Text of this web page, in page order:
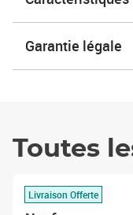
Garantie légale
Toutes
Livraison Offerte